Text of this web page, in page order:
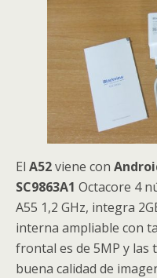
El A52viene con
SC9863A1 Octacore 4
A55 1,2 GHz, integra
interna ampliable con
frontal es de 5MP y las
buena calidad de